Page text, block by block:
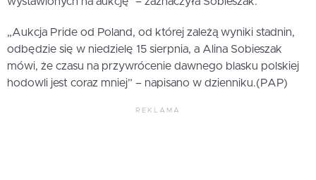
„Aukcja Pride od Poland, od której zależą wyniki stadnin,
odbędzie się w niedzielę 15 sierpnia, a Alina Sobieszak
mówi, że czasu na przywrócenie dawnego blasku polskiej
hodowli jest coraz mniej” – napisano w dzienniku.(PAP)
REKLAMA